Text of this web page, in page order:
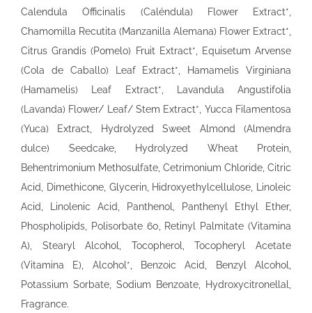
Calendula Officinalis (Caléndula) Flower Extract*,
Chamomilla Recutita (Manzanilla Alemana) Flower Extract*,
Citrus Grandis (Pomelo) Fruit Extract*, Equisetum Arvense
(Cola de Caballo) Leaf Extract*, Hamamelis Virginiana
(Hamamelis) Leaf Extract*, Lavandula Angustifolia
(Lavanda) Flower/ Leaf/ Stem Extract*, Yucca Filamentosa
(Yuca) Extract, Hydrolyzed Sweet Almond (Almendra
dulce) Seedcake, Hydrolyzed Wheat Protein,
Behentrimonium Methosulfate, Cetrimonium Chloride, Citric
Acid, Dimethicone, Glycerin, Hidroxyethylcellulose, Linoleic
Acid, Linolenic Acid, Panthenol, Panthenyl Ethyl Ether,
Phospholipids, Polisorbate 60, Retinyl Palmitate (Vitamina
A), Stearyl Alcohol, Tocopherol, Tocopheryl Acetate
(Vitamina E), Alcohol*, Benzoic Acid, Benzyl Alcohol,
Potassium Sorbate, Sodium Benzoate, Hydroxycitronellal,
Fragrance.